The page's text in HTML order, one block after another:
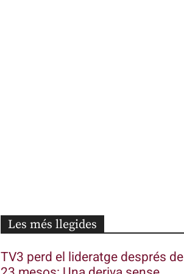
Les més llegides
TV3 perd el lideratge després de